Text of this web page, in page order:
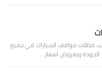
مظلات مواقف السيارات في جميع
الجودة وبعروض اسعار…